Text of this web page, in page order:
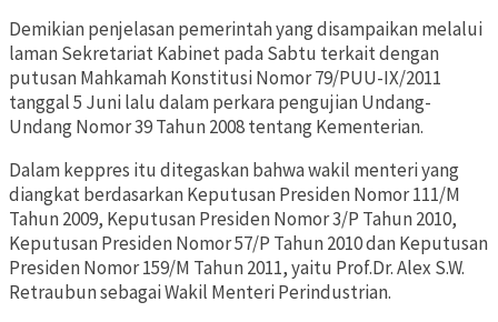
Demikian penjelasan pemerintah yang disampaikan melalui
laman Sekretariat Kabinet pada Sabtu terkait dengan
putusan Mahkamah Konstitusi Nomor 79/PUU-IX/2011
tanggal 5 Juni lalu dalam perkara pengujian Undang-
Undang Nomor 39 Tahun 2008 tentang Kementerian.
Dalam keppres itu ditegaskan bahwa wakil menteri yang
diangkat berdasarkan Keputusan Presiden Nomor 111/M
Tahun 2009, Keputusan Presiden Nomor 3/P Tahun 2010,
Keputusan Presiden Nomor 57/P Tahun 2010 dan Keputusan
Presiden Nomor 159/M Tahun 2011, yaitu Prof.Dr. Alex S.W.
Retraubun sebagai Wakil Menteri Perindustrian.